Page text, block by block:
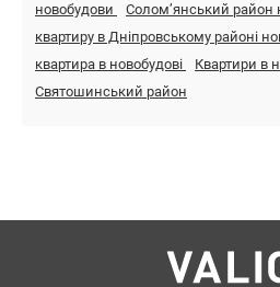
новобудови
Солом’янський район
квартиру в Дніпровському районі
квартира в новобудові
Квартири в
Святошинський район